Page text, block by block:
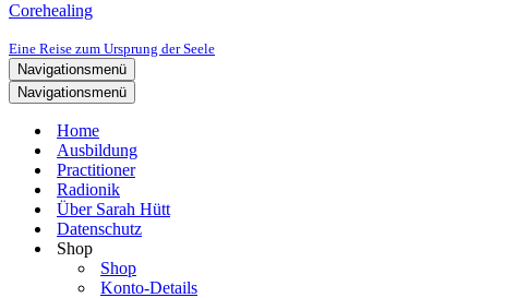
Corehealing
Eine Reise zum Ursprung der Seele
Navigationsmenü
Navigationsmenü
Home
Ausbildung
Practitioner
Radionik
Über Sarah Hütt
Datenschutz
Shop
Shop
Konto-Details